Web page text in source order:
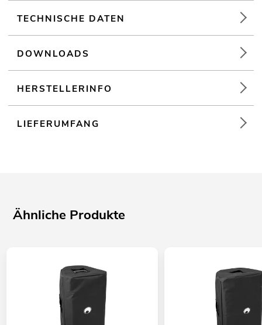
TECHNISCHE DATEN
DOWNLOADS
HERSTELLERINFO
LIEFERUMFANG
Ähnliche Produkte